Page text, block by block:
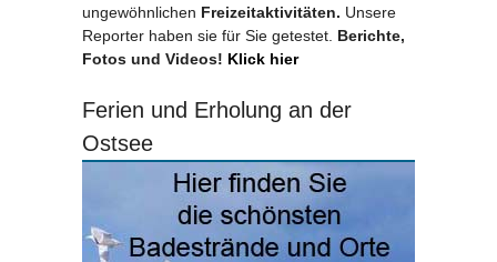
ungewöhnlichen Freizeitaktivitäten. Unsere
Reporter haben sie für Sie getestet. Berichte,
Fotos und Videos! Klick hier
Ferien und Erholung an der
Ostsee